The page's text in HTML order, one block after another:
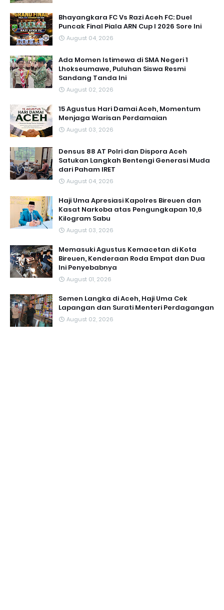
Bhayangkara FC Vs Razi Aceh FC: Duel
Puncak Final Piala ARN Cup I 2026 Sore Ini
August 04, 2026
Ada Momen Istimewa di SMA Negeri 1
Lhokseumawe, Puluhan Siswa Resmi
Sandang Tanda Ini
August 02, 2026
15 Agustus Hari Damai Aceh, Momentum
Menjaga Warisan Perdamaian
August 03, 2026
Densus 88 AT Polri dan Dispora Aceh
Satukan Langkah Bentengi Generasi Muda
dari Paham IRET
August 04, 2026
Haji Uma Apresiasi Kapolres Bireuen dan
Kasat Narkoba atas Pengungkapan 10,6
Kilogram Sabu
August 03, 2026
Memasuki Agustus Kemacetan di Kota
Bireuen, Kenderaan Roda Empat dan Dua
Ini Penyebabnya
August 01, 2026
Semen Langka di Aceh, Haji Uma Cek
Lapangan dan Surati Menteri Perdagangan
August 02, 2026